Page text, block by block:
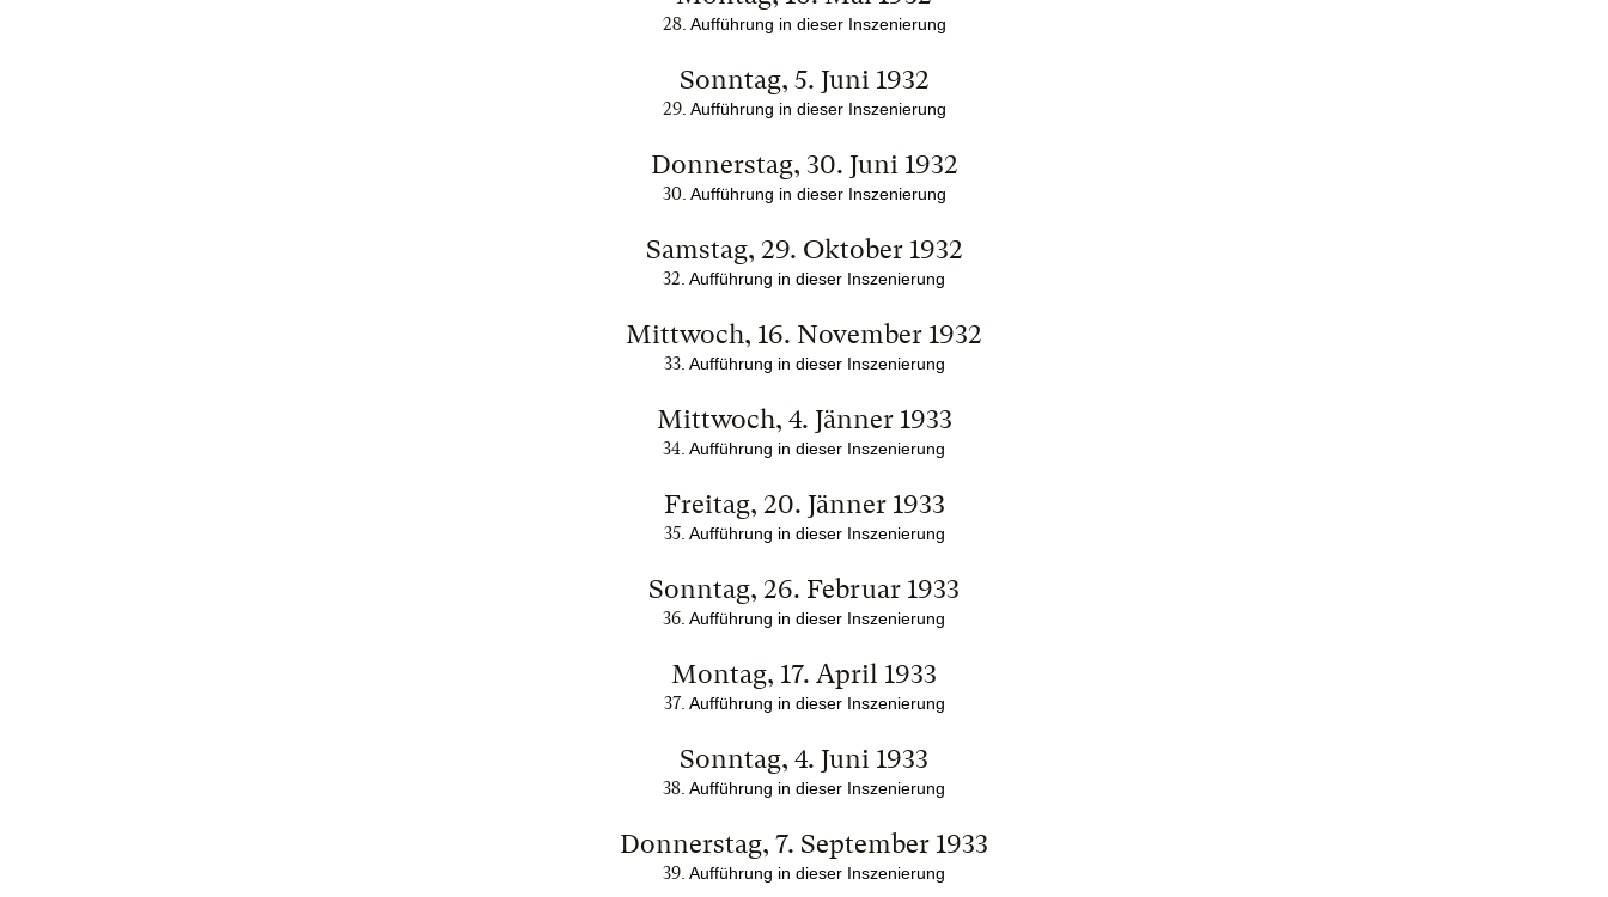
28. Aufführung in dieser Inszenierung
Sonntag, 5. Juni 1932
29. Aufführung in dieser Inszenierung
Donnerstag, 30. Juni 1932
30. Aufführung in dieser Inszenierung
Samstag, 29. Oktober 1932
32 . Aufführung in dieser Inszenierung
Mittwoch, 16. November 1932
33. Aufführung in dieser Inszenierung
Mittwoch, 4. Jänner 1933
34 . Aufführung in dieser Inszenierung
Freitag, 20. Jänner 1933
35. Aufführung in dieser Inszenierung
Sonntag, 26. Februar 1933
36 . Aufführung in dieser Inszenierung
Montag, 17. April 1933
37. Aufführung in dieser Inszenierung
Sonntag, 4. Juni 1933
38 . Aufführung in dieser Inszenierung
Donnerstag, 7. September 1933
39 . Aufführung in dieser Inszenierung